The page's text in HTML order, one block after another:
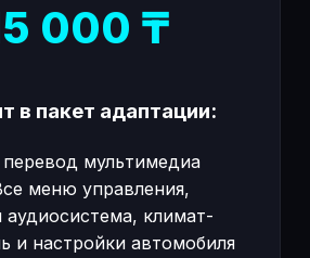
000 ₸
в пакет адаптации:
мультимедиа
меню управления,
аудиосистема, климат-
и настройки автомобиля